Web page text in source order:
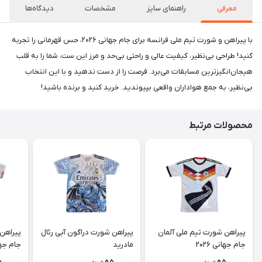
معرفی راهنمای سایز مشخصات دیدگاه‌ها
با پیراهن و شورت تیم ملی فرانسه برای جام جهانی ۲۰۲۶، حس قهرمانی را تجربه
کنید! طراحی بی‌نظیر، کیفیت عالی و راحتی بی‌حد و مرز این ست، شما را به قلب
هیجان‌انگیزترین مسابقات می‌برد. فرصت را از دست ندهید و با این انتخاب
بی‌نظیر، به جمع هواداران واقعی بپیوندید. خرید کنید و برنده باشید!
محصولات مرتبط
پیراهن شورت تیم ملی آلمان
جام جهانی ۲۰۲۶
پیراهن شورت دراگون آبی رئال
مادرید
جام